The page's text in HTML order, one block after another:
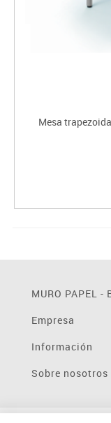
Mesa
MURO PAPEL -
Empresa
Información
Sobre nosotros